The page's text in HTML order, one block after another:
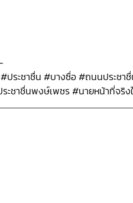
ระชาชื่น #บางซื่อ #ถนนประช
ชาชื่นพงษ์เพชร #นายหน้าที่จริ